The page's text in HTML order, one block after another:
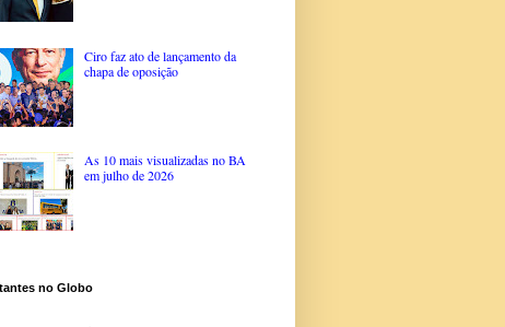
Ciro faz ato de lançamento da
chapa de oposição
As 10 mais visualizadas no BA
em julho de 2026
no Globo